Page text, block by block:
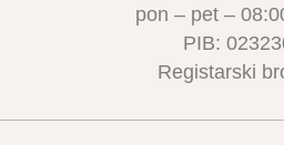
pon – pet –
PIB:
Registarski